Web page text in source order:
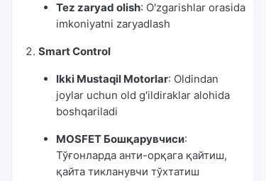
Tez zaryad olish: O'zgarishlar orasida
imkoniyatni zaryadlash
Smart Control
Ikki Mustaqil Motorlar: Oldindan
joylar uchun old g'ildiraklar alohida
boshqariladi
MOSFET Бошқарувчиси:
Тўғонларда анти-орқага қайтиш,
қайта тикланувчи тўхтатиш